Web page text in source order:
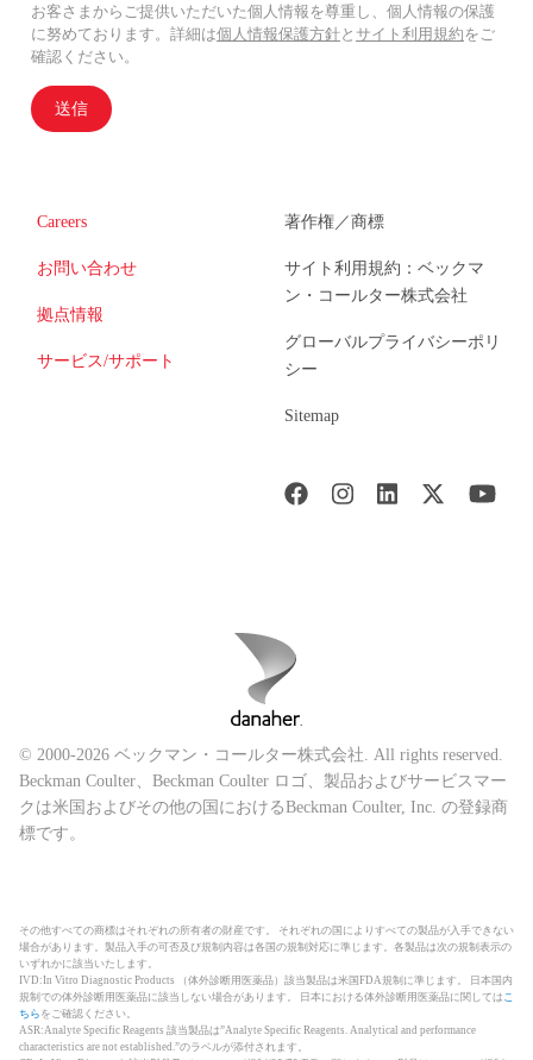
お客さまからご提供いただいた個人情報を尊重し、個人情報の保護
に努めております。詳細は個人情報保護方針と サイト利用規約をご
確認ください。
送信
Careers
お問い合わせ
拠点情報
サービス/サポート
著作権／商標
サイト利用規約：ベックマ
ン・コールター株式会社
グローバルプライバシーポリ
シー
Sitemap
© 2000-2026 ベックマン・コールター株式会社. All rights reserved.
Beckman Coulter、Beckman Coulter ロゴ、製品およびサービスマー
クは米国およびその他の国におけるBeckman Coulter, Inc. の登録商
標です。
その他すべての商標はそれぞれの所有者の財産です。 それぞれの国によりすべての製品が入手できない
場合があります。製品入手の可否及び規制内容は各国の規制対応に準じます。各製品は次の規制表示の
いずれかに該当いたします。
IVD:In Vitro Diagnostic Products （体外診断用医薬品）該当製品は米国FDA規制に準じます。 日本国内
規制での体外診断用医薬品に該当しない場合があります。 日本における体外診断用医薬品に関しては こ
ちら をご確認ください。
ASR:Analyte Specific Reagents 該当製品は”Analyte Specific Reagents. Analytical and performance
characteristics are not established.”のラベルが添付されます。